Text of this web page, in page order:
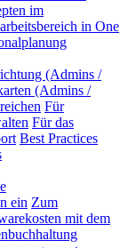
im
in One
(Admins /
(Admins /
Für
Für das
Best Practices
ein Zum
mit dem